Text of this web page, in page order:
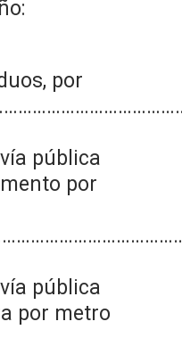
por
pública
por
pública
por metro